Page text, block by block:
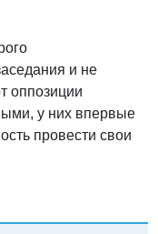
и не
оппозиции
у них впервые
провести свои